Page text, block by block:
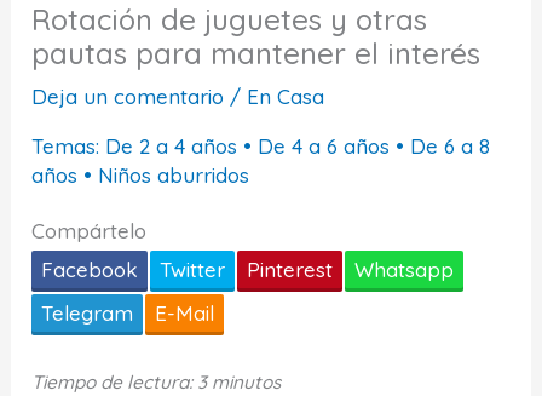
Rotación de juguetes y otras
pautas para mantener el interés
Deja un comentario / En Casa
Temas: De 2 a 4 años • De 4 a 6 años • De 6 a 8
años • Niños aburridos
Compártelo
Facebook
Twitter Pinterest
Whatsapp
Telegram
E-Mail
Tiempo de lectura: 3 minutos